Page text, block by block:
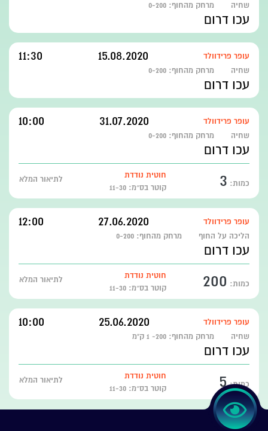
שחיה מרחק מהחוף: 0-200
עכו דרום
עופר פרידוולד 15.08.2020
11:30
שחיה מרחק מהחוף: 0-200
עכו דרום
עופר פרידוולד 31.07.2020
10:00
שחיה מרחק מהחוף: 0-200
עכו דרום
כמות: 3
חוטית נודדת
קוטר בס״מ: 11-30
לתיאור המלא
עופר פרידוולד 27.06.2020
12:00
הליכה על החוף מרחק מהחוף: 0-200
עכו דרום
כמות: 200
חוטית נודדת
קוטר בס״מ: 11-30
לתיאור המלא
עופר פרידוולד 25.06.2020
10:00
שחיה מרחק מהחוף: 200- 1 ק"מ
עכו דרום
כמות:5
חוטית נודדת
קוטר בס״מ: 11-30
לתיאור המלא